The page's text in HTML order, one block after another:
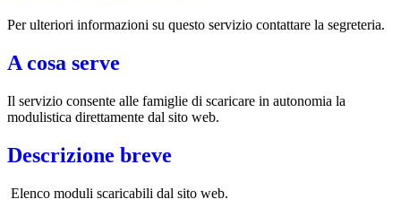
Per ulteriori informazioni su questo servizio contattare la segreteria.
A cosa serve
Il servizio consente alle famiglie di scaricare in autonomia la
modulistica direttamente dal sito web.
Descrizione breve
Elenco moduli scaricabili dal sito web.